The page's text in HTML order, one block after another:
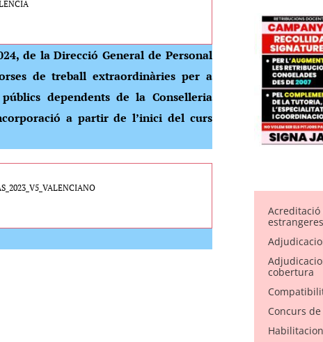
de la Direcció General de Personal
de treball extraordinàries per a
dependents de la Conselleria
a partir de l’inici del curs
estrangeres
cobertura
Concurs